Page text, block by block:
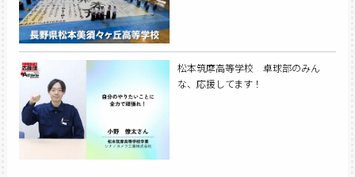
松本筑摩高等学校 卓球部のみん
な、応援してます！